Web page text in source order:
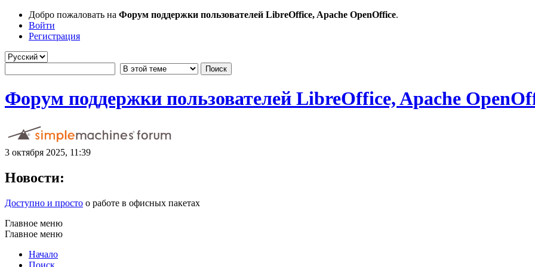
Добро пожаловать на Форум поддержки пользователей LibreOffice, Apache OpenOffice.
Войти
Регистрация
Форум поддержки пользователей LibreOffice, Apache
3 октября 2025, 11:39
Новости:
Доступно и просто о работе в офисных пакетах
Главное меню
Главное меню
Начало
Поиск